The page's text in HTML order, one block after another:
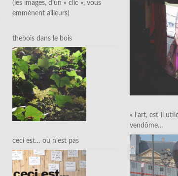
(les images, d’un « clic », vous
emmènent ailleurs)
thebois dans le bois
ceci est… ou n’est pas
« l’art, est-il
vendôme…